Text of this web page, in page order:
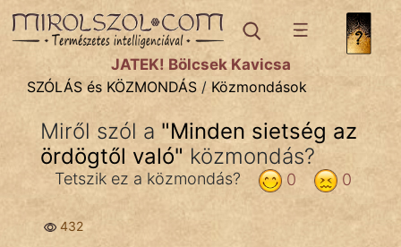
SZÓLÁS ÉS KÖZMONDÁStémák:
Bibliai
Közmondások
Szállóigék
JÁTÉK! Bölcsek Kavicsa
SZÓLÁS és KÖZMONDÁS / Közmondások
Miről szól a "Minden sietség az
ördögtől való" közmondás?
0
0
Tetszik ez a közmondás?
432